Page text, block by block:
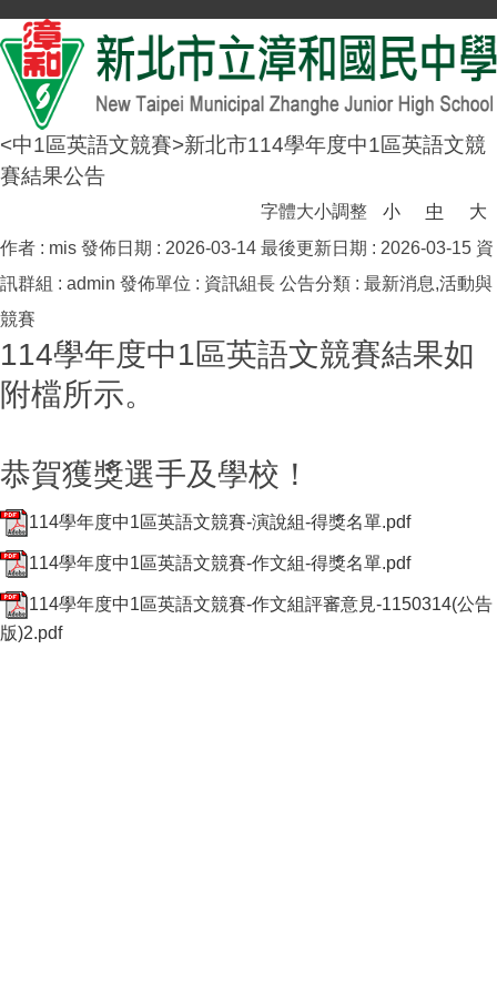
<中1區英語文競賽>新北市114學年度中1區英語文競
賽結果公告
字體大小調整 小 中
大
作者 : mis 發佈日期 : 2026-03-14 最後更新日期 : 2026-03-15 資
訊群組 : admin 發佈單位 : 資訊組長 公告分類 : 最新消息,活動與
競賽
114學年度中1區英語文競賽結果如
附檔所示。
恭賀獲獎選手及學校！
114學年度中1區英語文競賽-演說組-得獎名單.pdf
114學年度中1區英語文競賽-作文組-得獎名單.pdf
114學年度中1區英語文競賽-作文組評審意見-1150314(公告
版)2.pdf